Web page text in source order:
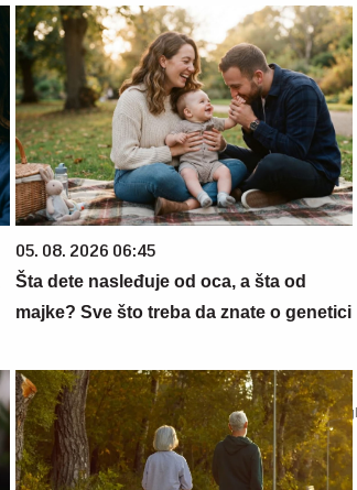
05. 08. 2026 06:45
Šta dete nasleđuje od oca, a šta od
majke? Sve što treba da znate o genetici